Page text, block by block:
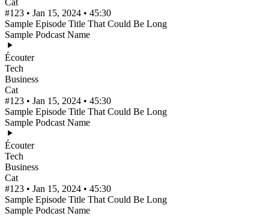
#123 • Jan 15, 2024 • 45:30
Sample Episode Title That Could Be Long
Sample Podcast Name
Écouter
Tech
Business
Cat
#123 • Jan 15, 2024 • 45:30
Sample Episode Title That Could Be Long
Sample Podcast Name
Écouter
Tech
Business
Cat
#123 • Jan 15, 2024 • 45:30
Sample Episode Title That Could Be Long
Sample Podcast Name